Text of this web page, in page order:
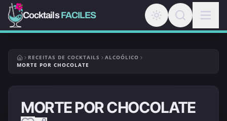
CocktailsFACILES
RECEITAS DE COCKTAILS
ALCOÓLICO
MORTE POR CHOCOLATE
MORTE POR CHOCOLATE